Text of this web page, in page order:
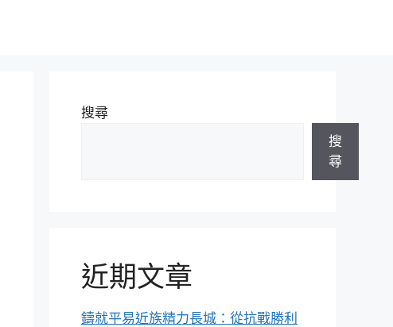
搜尋
搜
尋
近期文章
鑄就平易近族精力長城：從抗戰勝利